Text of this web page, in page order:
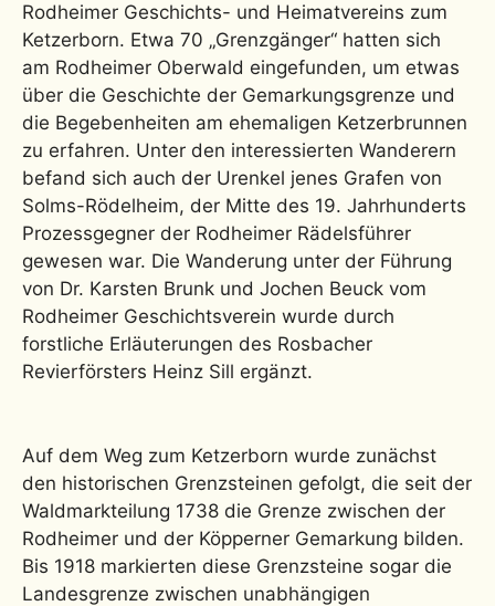
Rodheimer Geschichts- und Heimatvereins zum
Ketzerborn. Etwa 70 „Grenzgänger“ hatten sich
am Rodheimer Oberwald eingefunden, um etwas
über die Geschichte der Gemarkungsgrenze und
die Begebenheiten am ehemaligen Ketzerbrunnen
zu erfahren. Unter den interessierten Wanderern
befand sich auch der Urenkel jenes Grafen von
Solms-Rödelheim, der Mitte des 19. Jahrhunderts
Prozessgegner der Rodheimer Rädelsführer
gewesen war. Die Wanderung unter der Führung
von Dr. Karsten Brunk und Jochen Beuck vom
Rodheimer Geschichtsverein wurde durch
forstliche Erläuterungen des Rosbacher
Revierförsters Heinz Sill ergänzt.
Auf dem Weg zum Ketzerborn wurde zunächst
den historischen Grenzsteinen gefolgt, die seit der
Waldmarkteilung 1738 die Grenze zwischen der
Rodheimer und der Köpperner Gemarkung bilden.
Bis 1918 markierten diese Grenzsteine sogar die
Landesgrenze zwischen unabhängigen